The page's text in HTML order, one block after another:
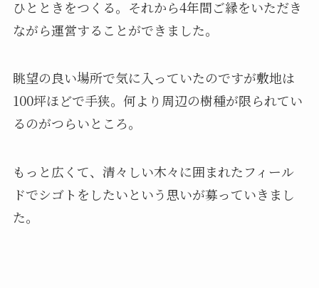
ひとときをつくる。それから4年間ご縁をいただき
ながら運営することができました。
眺望の良い場所で気に入っていたのですが敷地は
100坪ほどで手狭。何より周辺の樹種が限られてい
るのがつらいところ。
もっと広くて、清々しい木々に囲まれたフィール
ドでシゴトをしたいという思いが募っていきまし
た。